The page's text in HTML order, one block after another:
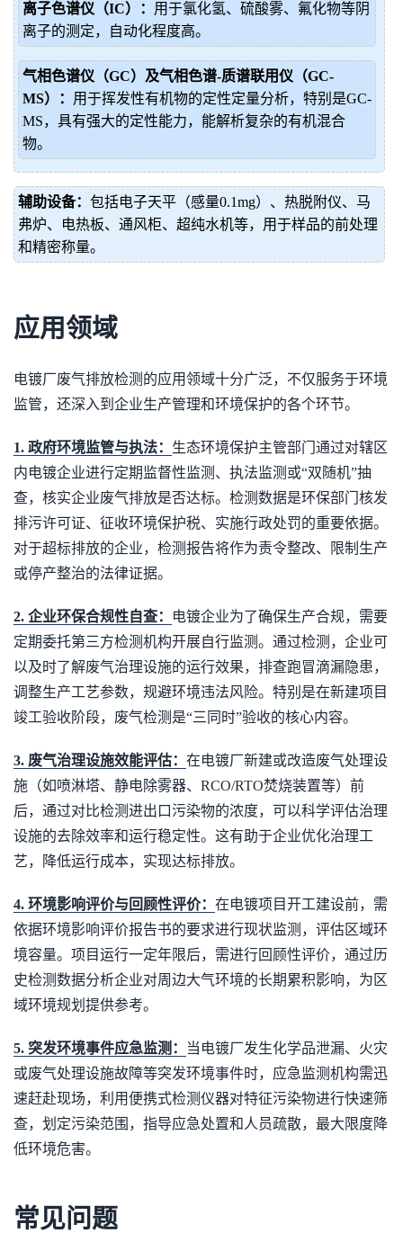
离子色谱仪（IC）： 用于氯化氢、硫酸雾、氟化物等阴
离子的测定，自动化程度高。
气相色谱仪（GC）及气相色谱-质谱联用仪（GC-
MS）： 用于挥发性有机物的定性定量分析，特别是GC-
MS，具有强大的定性能力，能解析复杂的有机混合
物。
辅助设备： 包括电子天平（感量0.1mg）、热脱附仪、马
弗炉、电热板、通风柜、超纯水机等，用于样品的前处理
和精密称量。
应用领域
电镀厂废气排放检测的应用领域十分广泛，不仅服务于环境
监管，还深入到企业生产管理和环境保护的各个环节。
1. 政府环境监管与执法： 生态环境保护主管部门通过对辖区
内电镀企业进行定期监督性监测、执法监测或“双随机”抽
查，核实企业废气排放是否达标。检测数据是环保部门核发
排污许可证、征收环境保护税、实施行政处罚的重要依据。
对于超标排放的企业，检测报告将作为责令整改、限制生产
或停产整治的法律证据。
2. 企业环保合规性自查：
电镀企业为了确保生产合规，需要
定期委托第三方检测机构开展自行监测。通过检测，企业可
以及时了解废气治理设施的运行效果，排查跑冒滴漏隐患，
调整生产工艺参数，规避环境违法风险。特别是在新建项目
竣工验收阶段，废气检测是“三同时”验收的核心内容。
3. 废气治理设施效能评估： 在电镀厂新建或改造废气处理设
施（如喷淋塔、静电除雾器、RCO/RTO焚烧装置等）前
后，通过对比检测进出口污染物的浓度，可以科学评估治理
设施的去除效率和运行稳定性。这有助于企业优化治理工
艺，降低运行成本，实现达标排放。
4. 环境影响评价与回顾性评价： 在电镀项目开工建设前，需
依据环境影响评价报告书的要求进行现状监测，评估区域环
境容量。项目运行一定年限后，需进行回顾性评价，通过历
史检测数据分析企业对周边大气环境的长期累积影响，为区
域环境规划提供参考。
5. 突发环境事件应急监测：
当电镀厂发生化学品泄漏、火灾
或废气处理设施故障等突发环境事件时，应急监测机构需迅
速赶赴现场，利用便携式检测仪器对特征污染物进行快速筛
查，划定污染范围，指导应急处置和人员疏散，最大限度降
低环境危害。
常见问题